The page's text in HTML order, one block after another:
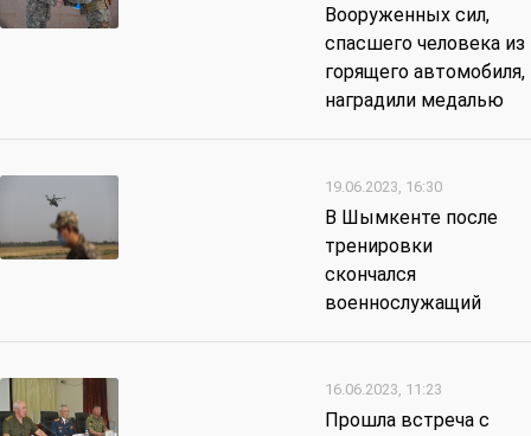
Вооруженных сил,
спасшего человека из
горящего автомобиля,
наградили медалью
19.06.2023, 16:30
В Шымкенте после
тренировки
скончался
военнослужащий
16.06.2023, 11:23
Прошла встреча с